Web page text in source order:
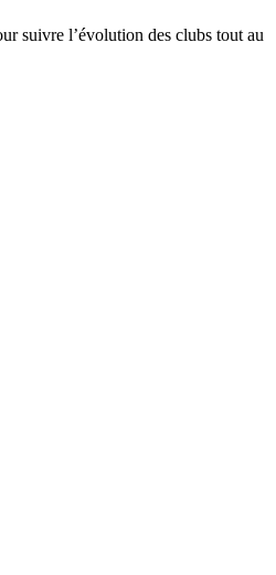
suivre l’évolution des clubs tout au